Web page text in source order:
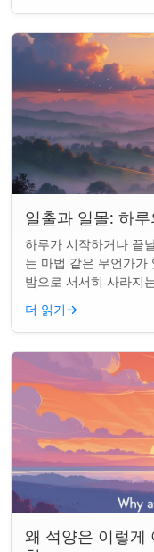
일출과 일몰: 하
하루가 시작하거나 끝
는 마법 같은 무언가가
밤으로 서서히 사라지
경이로움으로 우리의
더 읽기→
왜 석양은 이렇게